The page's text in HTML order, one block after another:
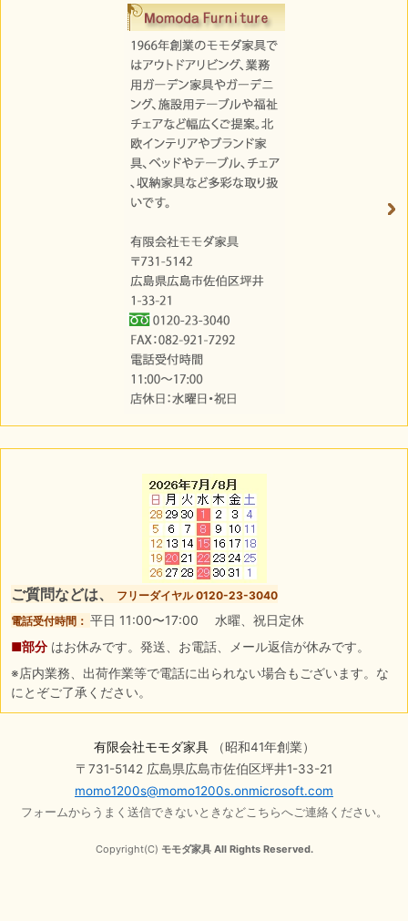
ご質問などは、
フリーダイヤル 0120-23-3040
電話受付時間： 平日 11:00〜17:00 水曜、祝日定休
■部分 はお休みです。発送、お電話、メール返信が休みです。
※店内業務、出荷作業等で電話に出られない場合もございます。な
にとぞご了承ください。
有限会社モモダ家具（昭和41年創業）
〒731-5142 広島県広島市佐伯区坪井1-33-21
momo1200s@momo1200s.onmicrosoft.com
フォームからうまく送信できないときなどこちらへご連絡ください。
Copyright(C) モモダ家具 All Rights Reserved.